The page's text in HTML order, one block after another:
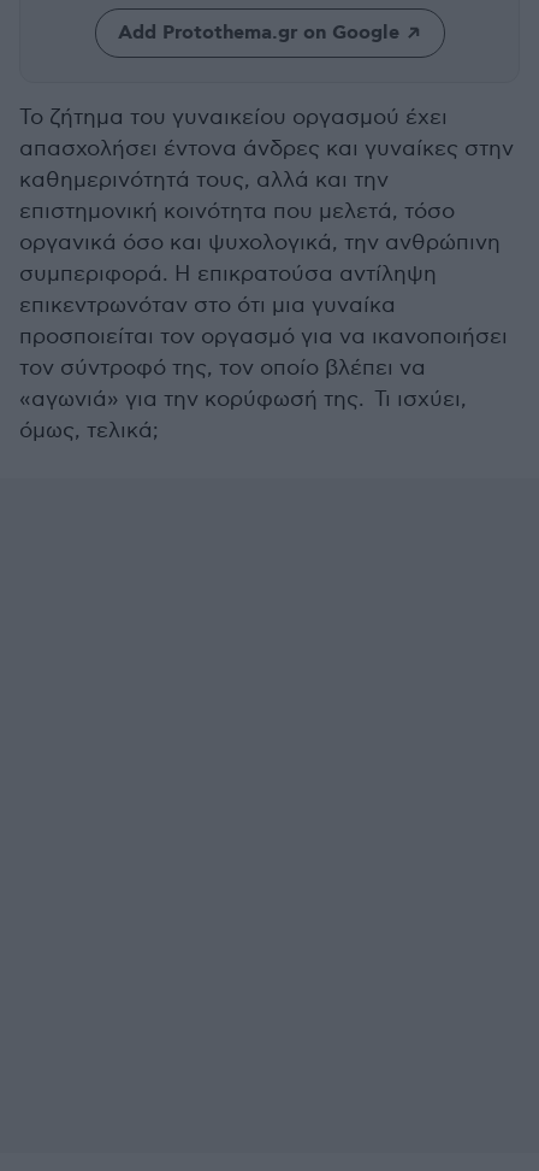
Add Protothema.gr on Google
Το ζήτημα του γυναικείου οργασμού έχει
απασχολήσει έντονα άνδρες και γυναίκες στην
καθημερινότητά τους, αλλά και την
επιστημονική κοινότητα που μελετά, τόσο
οργανικά όσο και ψυχολογικά, την ανθρώπινη
συμπεριφορά. Η επικρατούσα αντίληψη
επικεντρωνόταν στο ότι μια γυναίκα
προσποιείται τον οργασμό για να ικανοποιήσει
τον σύντροφό της, τον οποίο βλέπει να
«αγωνιά» για την κορύφωσή της. Τι ισχύει,
όμως, τελικά;